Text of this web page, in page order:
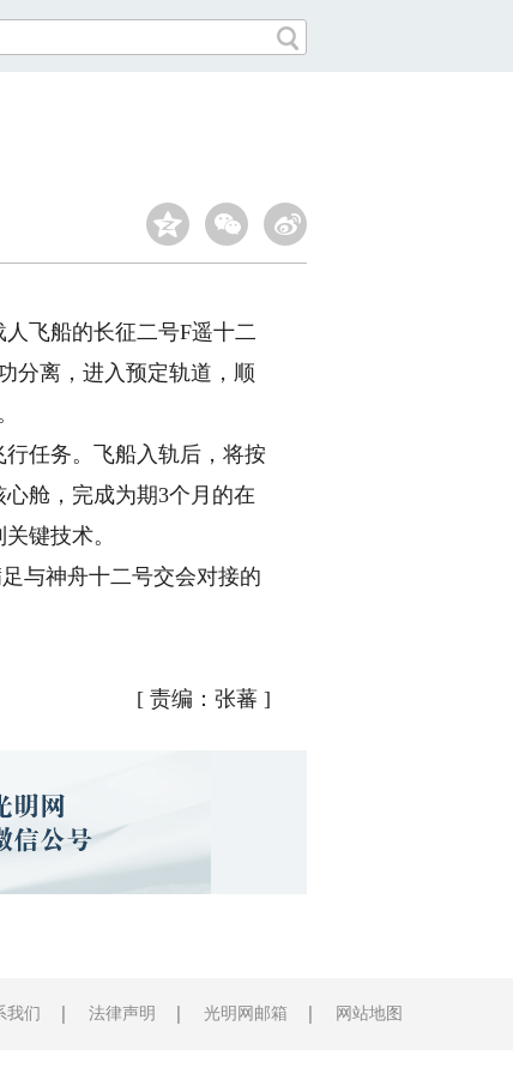
飞船的长征二号F遥十二
分离，进入预定轨道，顺
任务。飞船入轨后，将按
舱，完成为期3个月的在
键技术。
与神舟十二号交会对接的
[ 责编：张蕃 ]
我们 法律声明 光明网邮箱 网站地图